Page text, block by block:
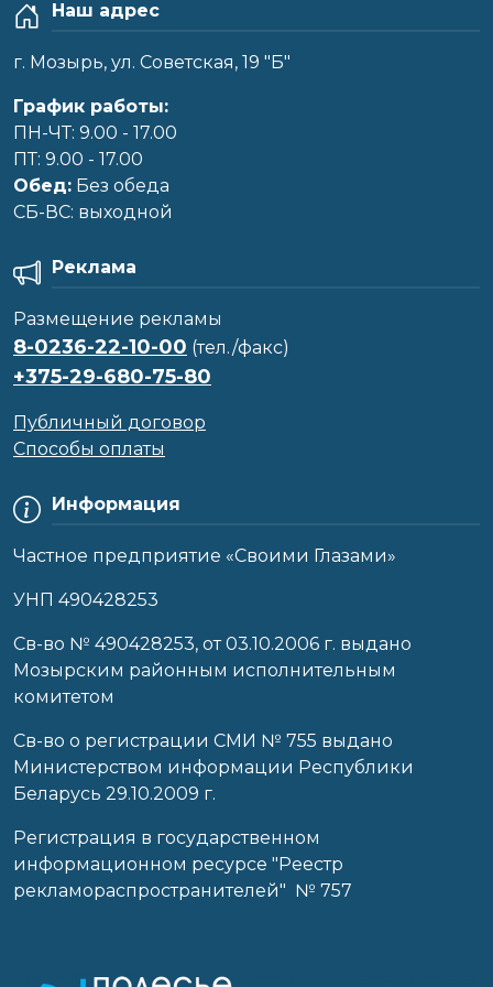
Наш адрес
г. Мозырь, ул. Советская, 19 "Б"
График работы:
ПН-ЧТ: 9.00 - 17.00
ПТ: 9.00 - 17.00
Обед: Без обеда
CБ-ВС: выходной
Информация
Частное предприятие «Своими Глазами»
УНП 490428253
Cв-во № 490428253, от 03.10.2006 г. выдано
Мозырским районным исполнительным
комитетом
Св-во о регистрации СМИ № 755 выдано
Министерством информации Республики
Беларусь 29.10.2009 г.
Регистрация в государственном
информационном ресурсе "Реестр
рекламораспространителей" № 757
Реклама
Размещение рекламы
8-0236-22-10-00 (тел./факс)
+375-29-680-75-80
Публичный договор
Способы оплаты